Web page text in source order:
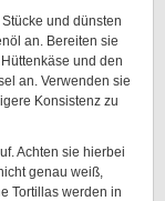
und dünsten
an. Bereiten sie
und den
an. Verwenden sie
Konsistenz zu
Achten sie hierbei
genau weiß,
Tortillas werden in